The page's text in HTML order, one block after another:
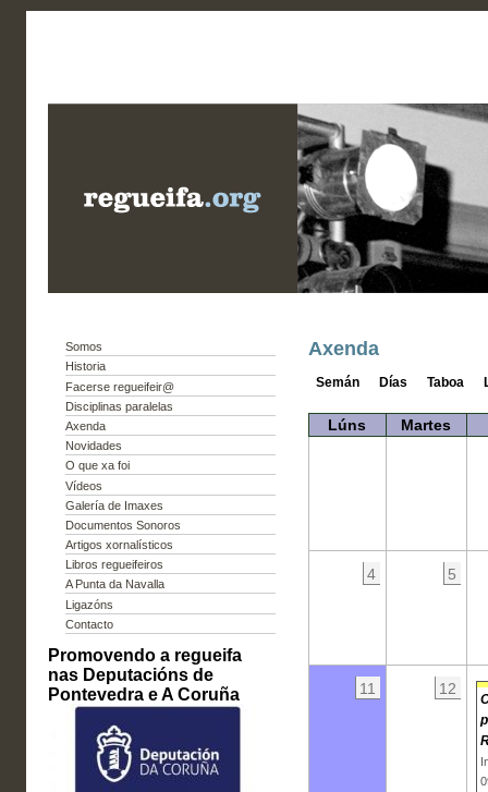
Somos
Historia
Facerse regueifeir@
Disciplinas paralelas
Axenda
Novidades
O que xa foi
Vídeos
Galería de Imaxes
Documentos Sonoros
Artigos xornalísticos
Libros regueifeiros
A Punta da Navalla
Ligazóns
Contacto
Promovendo a regueifa
nas Deputacións de
Pontevedra e A Coruña
Axenda
Semán Días Taboa
Lúns Martes
4 5
11 12